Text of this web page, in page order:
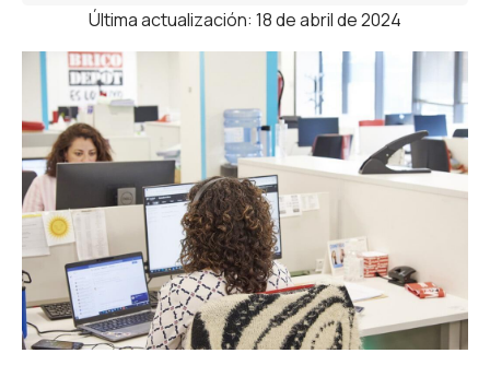
Última actualización: 18 de abril de 2024